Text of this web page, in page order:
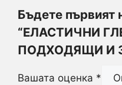
Бъдете първият
“ЕЛАСТИЧНИ
ПОДХОДЯЩИ И
Вашата оценка *